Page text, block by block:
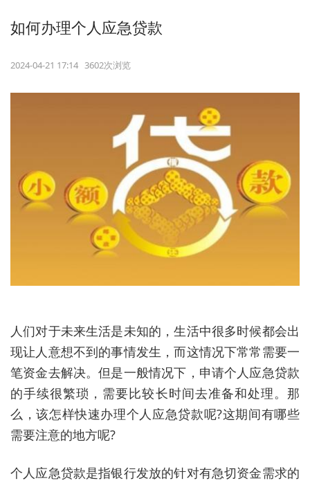
如何办理个人应急贷款
2024-04-21 17:14 3602次浏览
人们对于未来生活是未知的，生活中很多时候都会出
现让人意想不到的事情发生，而这情况下常常需要一
笔资金去解决。但是一般情况下，申请个人应急贷款
的手续很繁琐，需要比较长时间去准备和处理。那
么，该怎样快速办理个人应急贷款呢?这期间有哪些
需要注意的地方呢?
个人应急贷款是指银行发放的针对有急切资金需求的